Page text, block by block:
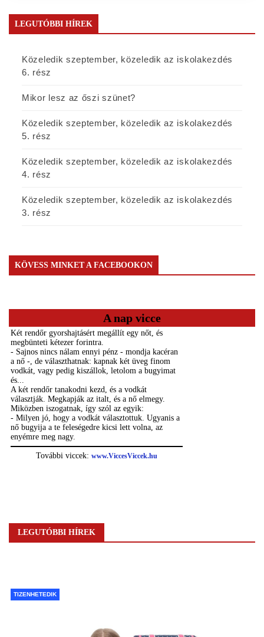
LEGUTÓBBI HÍREK
Közeledik szeptember, közeledik az iskolakezdés
6. rész
Mikor lesz az őszi szünet?
Közeledik szeptember, közeledik az iskolakezdés
5. rész
Közeledik szeptember, közeledik az iskolakezdés
4. rész
Közeledik szeptember, közeledik az iskolakezdés
3. rész
KÖVESS MINKET A FACEBOOKON
A nap vicce
LEGUTÓBBI HÍREK
TIZENHETEDIK